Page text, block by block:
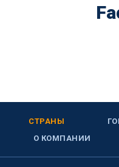
СТРАНЫ
О КОМПАНИИ